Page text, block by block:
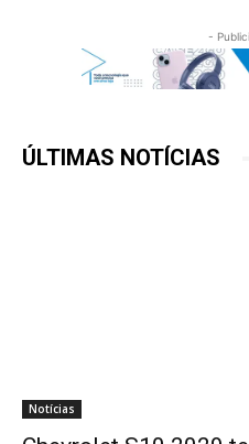
-
ÚLTIMAS NOTÍCIAS
Notícias